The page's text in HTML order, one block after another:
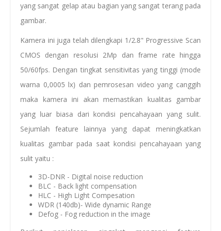
yang sangat gelap atau bagian yang sangat terang pada
gambar.
Kamera ini juga telah dilengkapi 1/2.8" Progressive Scan
CMOS dengan resolusi 2Mp dan frame rate hingga
50/60fps. Dengan tingkat sensitivitas yang tinggi (mode
warna 0,0005 lx) dan pemrosesan video yang canggih
maka kamera ini akan memastikan kualitas gambar
yang luar biasa dari kondisi pencahayaan yang sulit.
Sejumlah feature lainnya yang dapat meningkatkan
kualitas gambar pada saat kondisi pencahayaan yang
sulit yaitu :
3D-DNR - Digital noise reduction
BLC - Back light compensation
HLC - High Light Compesation
WDR (140db)- Wide dynamic Range
Defog - Fog reduction in the image